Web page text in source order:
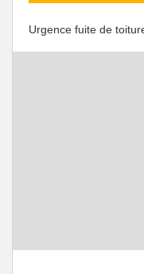
Urgence fuite de